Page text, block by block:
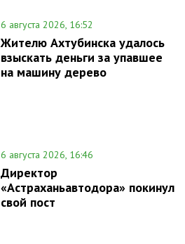
6 августа 2026, 16:52
Жителю Ахтубинска удалось
взыскать деньги за упавшее
на машину дерево
6 августа 2026, 16:46
Директор
«Астраханьавтодора» покинул
свой пост